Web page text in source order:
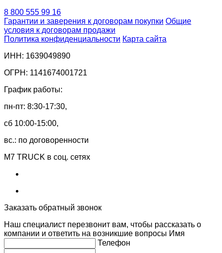
8 800 555 99 16
Гарантии и заверения к договорам покупки Общие
условия к договорам продажи
Политика конфиденциальности Карта сайта
ИНН: 1639049890
ОГРН: 1141674001721
График работы:
пн-пт: 8:30-17:30,
сб 10:00-15:00,
вс.: по договоренности
M7 TRUCK в соц. сетях
Заказать обратный звонок
Наш специалист перезвонит вам, чтобы рассказать о
компании и ответить на возникшие вопросы Имя
Телефон